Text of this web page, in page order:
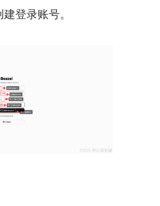
登录账号。